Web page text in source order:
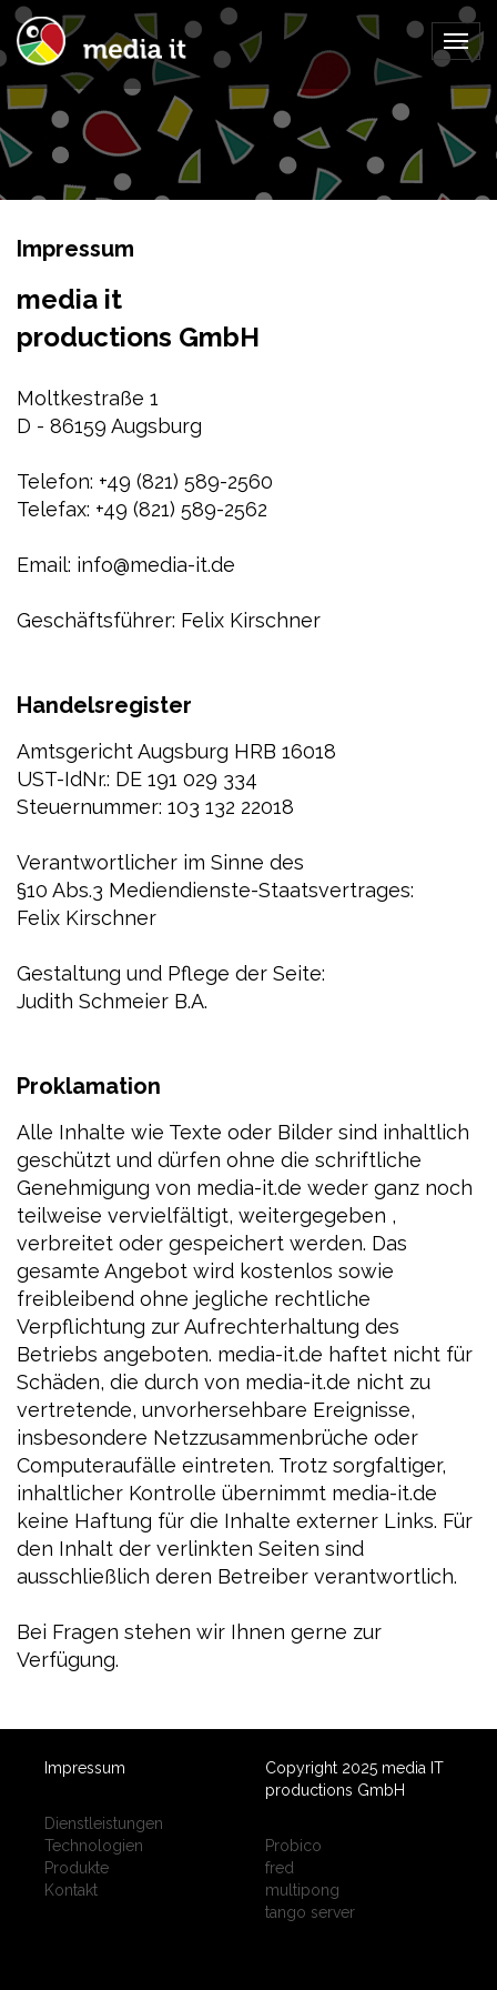
Impressum
media it
productions GmbH
Moltkestraße 1
D - 86159 Augsburg
Telefon: +49 (821) 589-2560
Telefax: +49 (821) 589-2562
Email: info@media-it.de
Geschäftsführer: Felix Kirschner
Handelsregister
Amtsgericht Augsburg HRB 16018
UST-IdNr.: DE 191 029 334
Steuernummer: 103 132 22018
Verantwortlicher im Sinne des
§10 Abs.3 Mediendienste-Staatsvertrages:
Felix Kirschner
Gestaltung und Pflege der Seite:
Judith Schmeier B.A.
Proklamation
Alle Inhalte wie Texte oder Bilder sind inhaltlich
geschützt und dürfen ohne die schriftliche
Genehmigung von media-it.de weder ganz noch
teilweise vervielfältigt, weitergegeben ,
verbreitet oder gespeichert werden. Das
gesamte Angebot wird kostenlos sowie
freibleibend ohne jegliche rechtliche
Verpflichtung zur Aufrechterhaltung des
Betriebs angeboten. media-it.de haftet nicht für
Schäden, die durch von media-it.de nicht zu
vertretende, unvorhersehbare Ereignisse,
insbesondere Netzzusammenbrüche oder
Computeraufälle eintreten. Trotz sorgfaltiger,
inhaltlicher Kontrolle übernimmt media-it.de
keine Haftung für die Inhalte externer Links. Für
den Inhalt der verlinkten Seiten sind
ausschließlich deren Betreiber verantwortlich.
Bei Fragen stehen wir Ihnen gerne zur
Verfügung.
Impressum
Dienstleistungen
Technologien
Produkte
Kontakt
Copyright 2025 media IT
productions GmbH
Probico
fred
multipong
tango server